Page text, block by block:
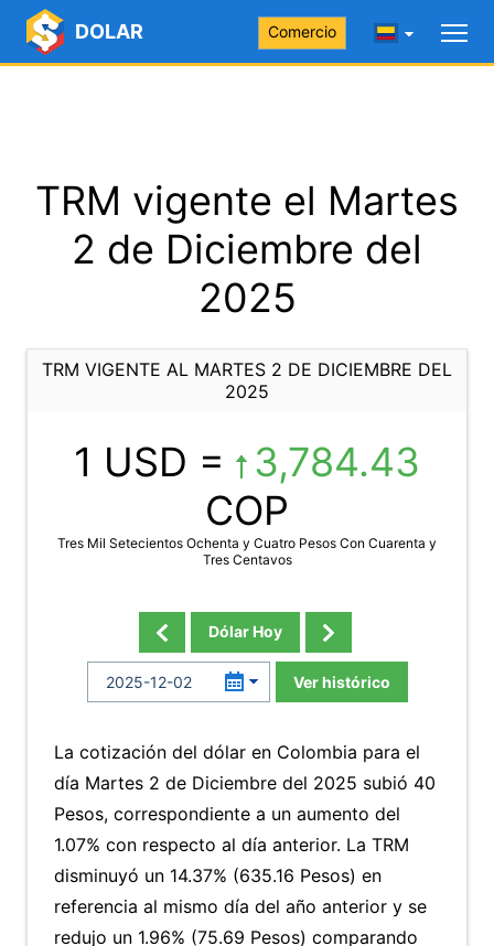
DOLAR Comercio
TRM vigente el Martes
2 de Diciembre del
2025
TRM VIGENTE AL MARTES 2 DE DICIEMBRE DEL
2025
1 USD =
3,784.43
COP
Tres Mil Setecientos Ochenta y Cuatro Pesos Con Cuarenta y
Tres Centavos
Dólar Hoy
Ver histórico
La cotización del dólar en Colombia para el
día Martes 2 de Diciembre del 2025 subió 40
Pesos, correspondiente a un aumento del
1.07% con respecto al día anterior. La TRM
disminuyó un 14.37% (635.16 Pesos) en
referencia al mismo día del año anterior y se
redujo un 1.96% (75.69 Pesos) comparando